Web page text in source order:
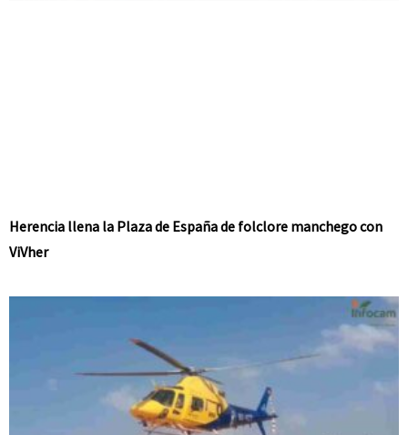
Herencia llena la Plaza de España de folclore manchego con
ViVher